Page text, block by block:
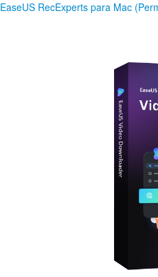
EaseUS RecExperts para Mac